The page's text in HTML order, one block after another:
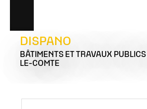
DISPANO
BÂTIMENTS ET TRAVAUX PUBLICS
LE-COMTE